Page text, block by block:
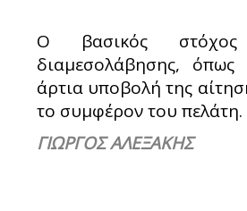
Ο βασικός
διαμεσολάβησης, όπως
άρτια υποβολή της
το συμφέρον του πελάτη.
ΓΙΩΡΓΟΣ ΑΛΕΞΑΚΗΣ